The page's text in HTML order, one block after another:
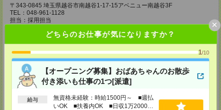
どちらのお仕事が気になりますか？
1/10
【オープニング募集】おばあちゃんのお散歩
付き添いも仕事の1つ[派遣]
給与
無資格未経験：時給1500円～ ■週払
いOK ■扶養内OK ■日収1万2000円
×
〒343-0845 埼玉県越谷市南越谷1-17-15アベニュー南越谷3F
TEL：048-961-1128
担当：採用担当
346-0003 埼玉県久喜市中央１丁目1-20 クッキープラザ5F
TEL：0480-29-1764
担当：採用担当
春日部リクルートセンター
埼玉県春日部市粕壁東1丁目2―19 玄養ビル4Ｆ
担当：採用担当